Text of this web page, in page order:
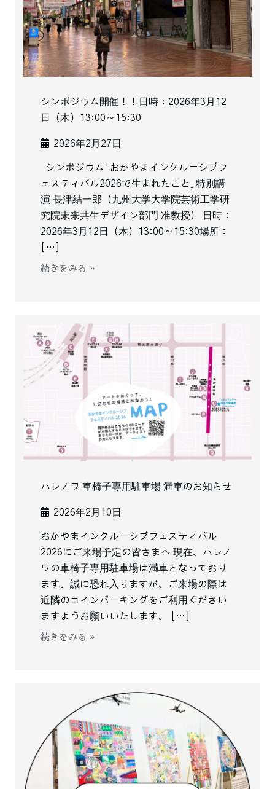
シンポジウム開催！！日時：2026年3月12
日（木）13:00～15:30
2026年2月27日
シンポジウム「おかやまインクルーシブフ
ェスティバル2026で生まれたこと」特別講
演 長津結一郎（九州大学大学院芸術工学研
究院未来共生デザイン部門 准教授） 日時：
2026年3月12日（木）13:00～15:30場所：
[…]
続きをみる »
ハレノワ 車椅子専用駐車場 満車のお知らせ
2026年2月10日
おかやまインクルーシブフェスティバル
2026にご来場予定の皆さまへ 現在、ハレノ
ワの車椅子専用駐車場は満車となっており
ます。誠に恐れ入りますが、ご来場の際は
近隣のコインパーキングをご利用ください
ますようお願いいたします。 […]
続きをみる »